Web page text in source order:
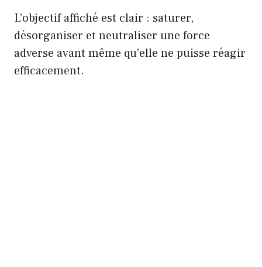
L’objectif affiché est clair : saturer,
désorganiser et neutraliser une force
adverse avant même qu’elle ne puisse réagir
efficacement.